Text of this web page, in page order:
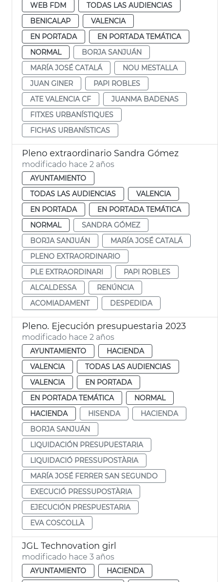
WEB FDM
TODAS LAS AUDIENCIAS
BENICALAP
VALENCIA
EN PORTADA
EN PORTADA TEMÁTICA
NORMAL
BORJA SANJUÁN
MARÍA JOSÉ CATALÁ
NOU MESTALLA
JUAN GINER
PAPI ROBLES
ATE VALENCIA CF
JUANMA BADENAS
FITXES URBANÍSTIQUES
FICHAS URBANÍSTICAS
Pleno extraordinario Sandra Gómez
modificado hace 2 años
AYUNTAMIENTO
TODAS LAS AUDIENCIAS
VALENCIA
EN PORTADA
EN PORTADA TEMÁTICA
NORMAL
SANDRA GÓMEZ
BORJA SANJUÁN
MARÍA JOSÉ CATALÁ
PLENO EXTRAORDINARIO
PLE EXTRAORDINARI
PAPI ROBLES
ALCALDESSA
RENÚNCIA
ACOMIADAMENT
DESPEDIDA
Pleno. Ejecución presupuestaria 2023
modificado hace 2 años
AYUNTAMIENTO
HACIENDA
VALENCIA
TODAS LAS AUDIENCIAS
VALENCIA
EN PORTADA
EN PORTADA TEMÁTICA
NORMAL
HACIENDA
HISENDA
HACIENDA
BORJA SANJUÁN
LIQUIDACIÓN PRESUPUESTARIA
LIQUIDACIÓ PRESSUPOSTÀRIA
MARÍA JOSÉ FERRER SAN SEGUNDO
EXECUCIÓ PRESSUPOSTÀRIA
EJECUCIÓN PRESPUESTARIA
EVA COSCOLLÀ
JGL Technovation girl
modificado hace 3 años
AYUNTAMIENTO
HACIENDA